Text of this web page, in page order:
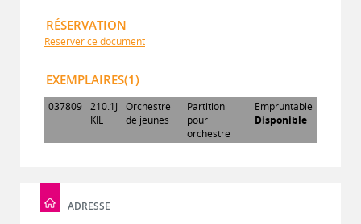
RÉSERVATION
Réserver ce document
EXEMPLAIRES(1)
037809 210.1J
KIL
Orchestre
de jeunes
Partition
pour
orchestre
Empruntable
Disponible
ADRESSE